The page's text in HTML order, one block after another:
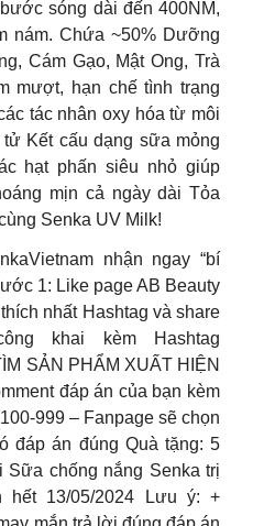
sóng dài đến 400NM,
nám. Chứa ~50% Dưỡng
Cám Gạo, Mật Ong, Trà
mượt, hạn chế tình trạng
tác nhân oxy hóa từ môi
Kết cấu dạng sữa mỏng
hạt phấn siêu nhỏ giúp
mịn cả ngày dài Tỏa
Senka UV Milk!
nhận ngay “bí
1: Like page AB Beauty
nhất Hashtag và share
khai kèm Hashtag
SẢN PHẨM XUẤT HIỆN
đáp án của bạn kèm
999 – Fanpage sẽ chọn
đáp án đúng Quà tặng: 5
Sữa chống nắng Senka trị
hết 13/05/2024 Lưu ý: +